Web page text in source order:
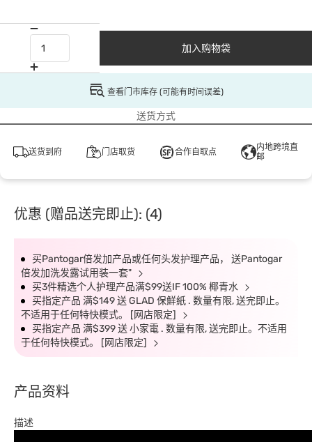
加入购物袋
查看门市库存 (可能有时间误差)
送货方式
送货到府 门店取货 合作自取点
内地跨境直
邮
优惠 (赠品送完即止): (4)
买Pantogar倍发加产品或任何头发护理产品， 送Pantogar
倍发加洗发露试用装一套"
买3件精选个人护理产品满$99送IF 100% 椰青水
买指定产品 满$149 送 GLAD 保鮮紙 . 数量有限, 送完即止。
不适用于任何特快模式。 [网店限定]
买指定产品 满$399 送 小家電 . 数量有限, 送完即止。不适用
于任何特快模式。 [网店限定]
产品资料
描述